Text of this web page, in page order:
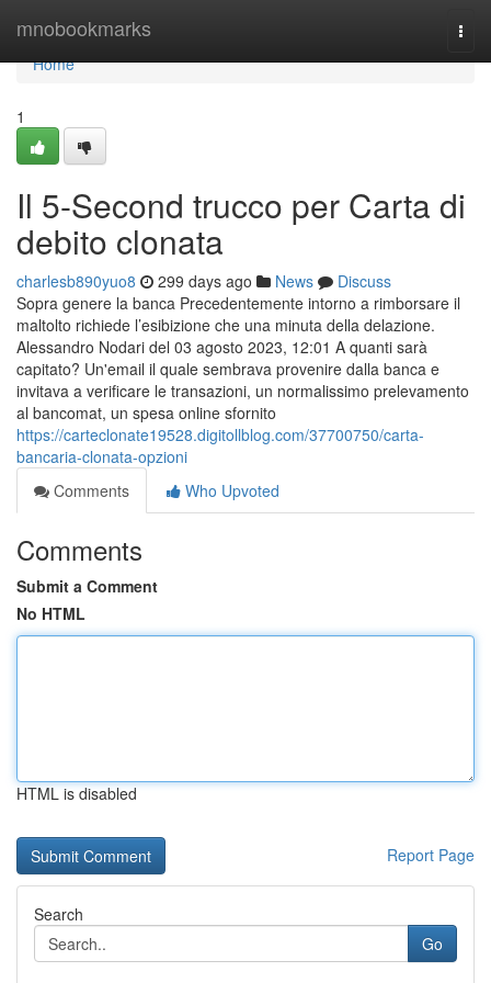
mnobookmarks
Home
Home
1
Il 5-Second trucco per Carta di
debito clonata
charlesb890yuo8 299 days ago News
Discuss
Sopra genere la banca Precedentemente intorno a rimborsare il
maltolto richiede l’esibizione che una minuta della delazione.
Alessandro Nodari del 03 agosto 2023, 12:01 A quanti sarà
capitato? Un'email il quale sembrava provenire dalla banca e
invitava a verificare le transazioni, un normalissimo prelevamento
al bancomat, un spesa online sfornito
https://carteclonate19528.digitollblog.com/37700750/carta-
bancaria-clonata-opzioni
Comments
Who Upvoted
Comments
Submit a Comment
No HTML
HTML is disabled
Report Page
Search
Go